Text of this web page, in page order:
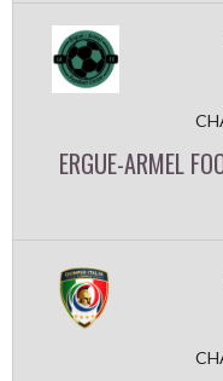
ERGUE-ARMEL